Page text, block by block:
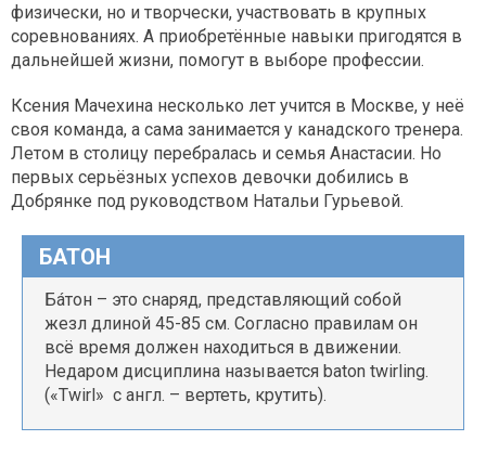
физически, но и творчески, участвовать в крупных
соревнованиях. А приобретённые навыки пригодятся в
дальнейшей жизни, помогут в выборе профессии.
Ксения Мачехина несколько лет учится в Москве, у неё
своя команда, а сама занимается у канадского тренера.
Летом в столицу перебралась и семья Анастасии. Но
первых серьёзных успехов девочки добились в
Добрянке под руководством Натальи Гурьевой.
БАТОН
Бáтон – это снаряд, представляющий собой
жезл длиной 45-85 см. Согласно правилам он
всё время должен находиться в движении.
Недаром дисциплина называется baton twirling.
(«Twirl» с англ. – вертеть, крутить).